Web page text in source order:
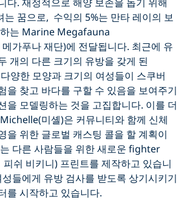
는 꿈으로, 수익의 5%는 만타 레이의 보
는 Marine Megafauna
가푸나 재단)에 전달됩니다. 최근에 유
개의 다른 크기의 유방을 갖게 된
양한 모양과 크기의 여성들이 스쿠버
을 찾고 바다를 구할 수 있음을 보여주기
을 모델링하는 것을 고집합니다. 이를 더
미셸)은 커뮤니티와 함께 신체
을 위한 글로벌 캐스팅 콜을 할 계획이
다른 사람들을 위한 새로운 fighter
쉬 비키니) 프린트를 제작하고 있습니
들에게 유방 검사를 받도록 상기시키기
를 시작하고 있습니다.